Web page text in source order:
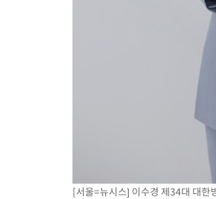
[서울=뉴시스] 이수경 제34대 대